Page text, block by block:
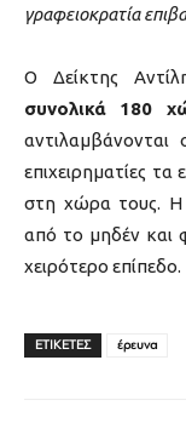
γραφειοκρατία
Ο Δείκτης
συνολικά 180
επιχειρηματίες
στη χώρα τους. Η
από το μηδέν και
χειρότερο επίπεδο.
ΕΤΙΚΕΤΕΣ έρευνα